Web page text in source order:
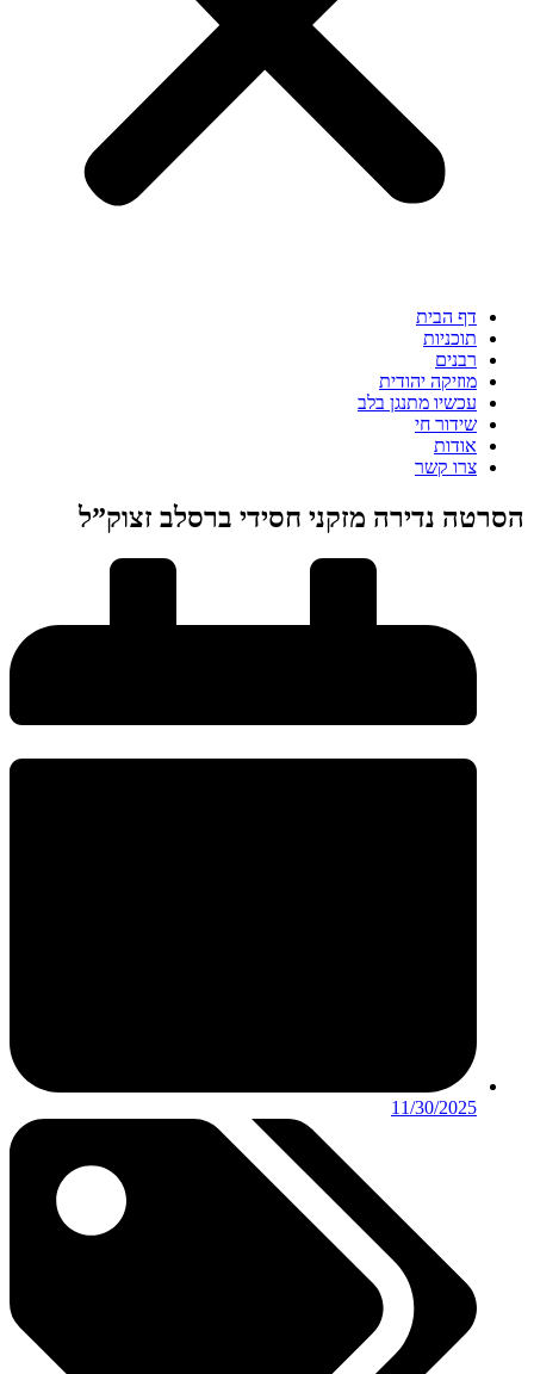
דף הבית
תוכניות
רבנים
מוזיקה יהודית
עכשיו מתנגן בלב
שידור חי
אודות
צרו קשר
הסרטה נדירה מזקני חסידי ברסלב זצוק”ל
11/30/2025